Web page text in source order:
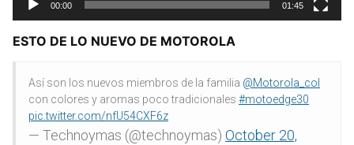
00:00 01:45
ESTO DE LO NUEVO DE MOTOROLA
Así son los nuevos miembros de la familia @Motorola_col
con colores y aromas poco tradicionales #motoedge30
pic.twitter.com/nfU54CXF6z
— Technoymas (@technoymas) October 20,